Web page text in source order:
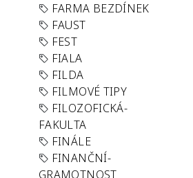
FARMA BEZDÍNEK
FAUST
FEST
FIALA
FILDA
FILMOVÉ TIPY
FILOZOFICKÁ-
FAKULTA
FINÁLE
FINANČNÍ-
GRAMOTNOST